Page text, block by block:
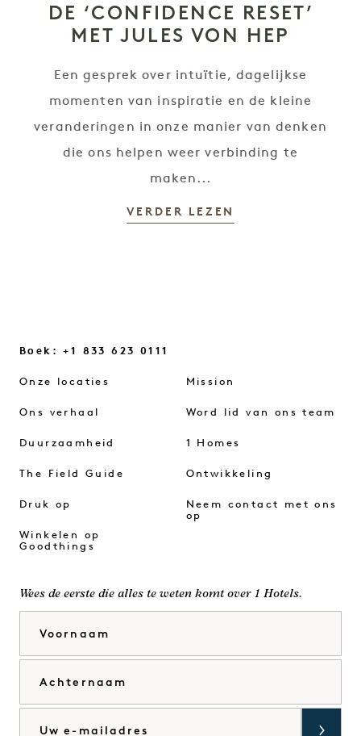
DE ‘CONFIDENCE RESET’
MET JULES VON HEP
Een gesprek over intuïtie, dagelijkse
momenten van inspiratie en de kleine
veranderingen in onze manier van denken
die ons helpen weer verbinding te
maken...
VERDER LEZEN
Boek: +1 833 623 0111
Onze locaties
Ons verhaal
Duurzaamheid
The Field Guide
Druk op
Winkelen op
Goodthings
Mission
Word lid van ons team
1 Homes
Ontwikkeling
Neem contact met ons
op
Wees de eerste die alles te weten komt over 1 Hotels.